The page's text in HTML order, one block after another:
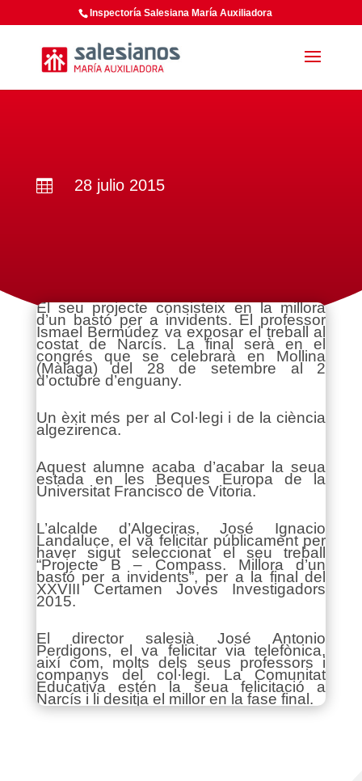
Inspectoría Salesiana María Auxiliadora
 28 julio 2015
El seu projecte consisteix en la millora
d’un bastó per a invidents. El professor
Ismael Bermúdez va exposar el treball al
costat de Narcís. La final serà en el
congrés que se celebrarà en Mollina
(Màlaga) del 28 de setembre al 2
d’octubre d’enguany.
Un èxit més per al Col·legi i de la ciència
algezirenca.
Aquest alumne acaba d’acabar la seua
estada en les Beques Europa de la
Universitat Francisco de Vitoria.
L’alcalde d’Algeciras, José Ignacio
Landaluce, el va felicitar públicament per
haver sigut seleccionat el seu treball
“Projecte B – Compass. Millora d’un
bastó per a invidents”, per a la final del
XXVIII Certamen Joves Investigadors
2015.
El director salesià José Antonio
Perdigons, el va felicitar via telefònica,
així com, molts dels seus professors i
companys del col·legi. La Comunitat
Educativa estén la seua felicitació a
Narcís i li desitja el millor en la fase final.